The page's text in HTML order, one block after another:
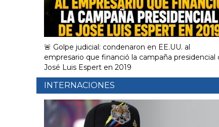
🚨 Golpe judicial: condenaron en EE.UU. al
empresario que financió la campaña presidencial
José Luis Espert en 2019
INTERNACIONES